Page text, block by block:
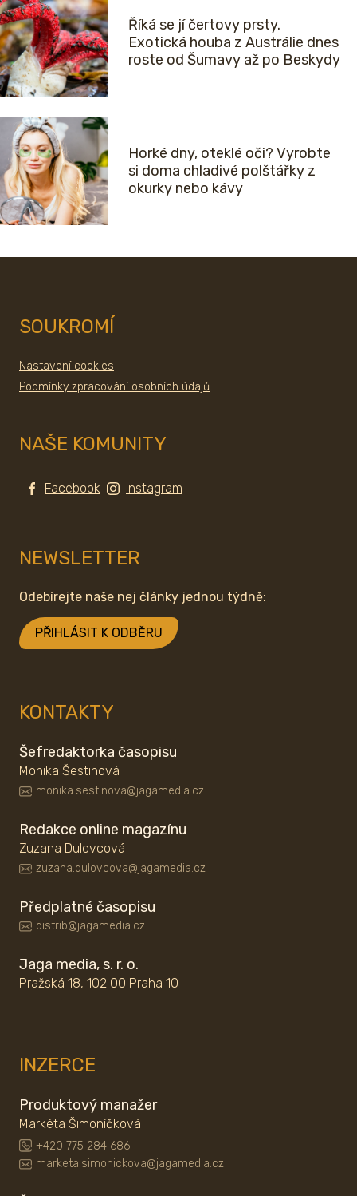
Říká se jí čertovy prsty.
Exotická houba z Austrálie dnes
roste od Šumavy až po Beskydy
Horké dny, oteklé oči? Vyrobte
si doma chladivé polštářky z
okurky nebo kávy
SOUKROMÍ
Nastavení cookies
Podmínky zpracování osobních údajů
NAŠE KOMUNITY
Facebook Instagram
NEWSLETTER
Odebírejte naše nej články jednou týdně:
PŘIHLÁSIT K ODBĚRU
KONTAKTY
Šefredaktorka časopisu
Monika Šestinová
monika.sestinova@jagamedia.cz
Redakce online magazínu
Zuzana Dulovcová
zuzana.dulovcova@jagamedia.cz
Předplatné časopisu
distrib@jagamedia.cz
Jaga media, s. r. o.
Pražská 18, 102 00 Praha 10
INZERCE
Produktový manažer
Markéta Šimoníčková
+420 775 284 686
marketa.simonickova@jagamedia.cz